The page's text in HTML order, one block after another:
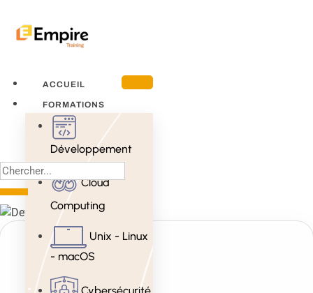
ACCUEIL
FORMATIONS
Développement
Cloud
Computing
Unix - Linux
- macOS